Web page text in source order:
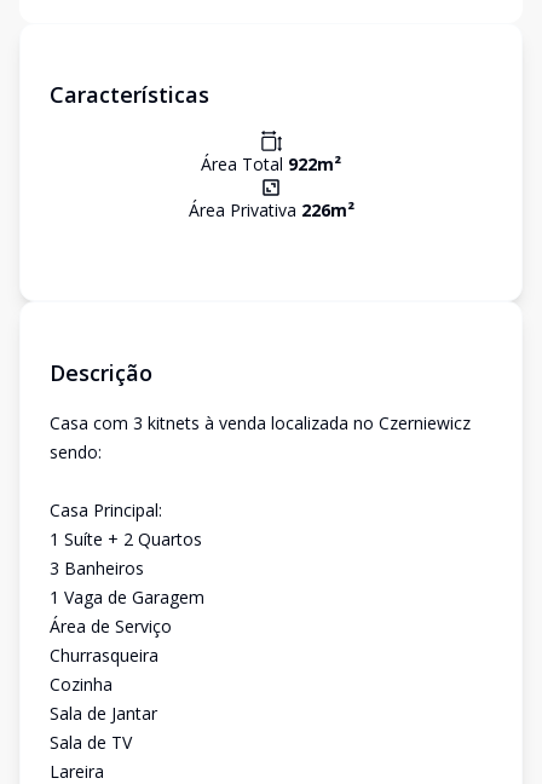
Características
Área Total 922m²
Área Privativa 226m²
Descrição
Casa com 3 kitnets à venda localizada no Czerniewicz
sendo:
Casa Principal:
1 Suíte + 2 Quartos
3 Banheiros
1 Vaga de Garagem
Área de Serviço
Churrasqueira
Cozinha
Sala de Jantar
Sala de TV
Lareira